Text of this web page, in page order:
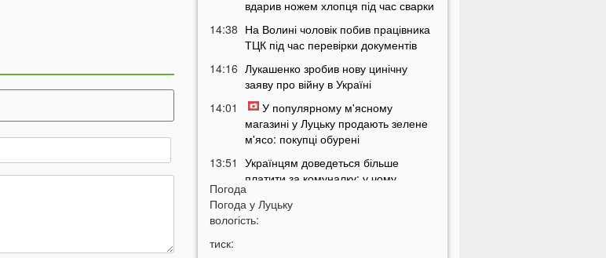
вдарив ножем хлопця під час сварки
14:38 На Волині чоловік побив працівника
ТЦК під час перевірки документів
14:16 Лукашенко зробив нову цинічну
заяву про війну в Україні
14:01
У популярному м'ясному
магазині у Луцьку продають зелене
м'ясо: покупці обурені
13:51
Українцям доведеться більше
платити за комуналку: у чому
причина
13:30 На заході України у ТЦК масово
Погода
Погода у Луцьку
вологість:
тиск: